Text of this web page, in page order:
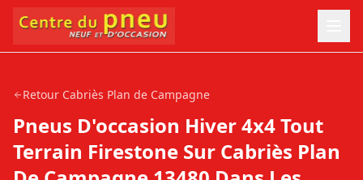
Retour Cabriès Plan de Campagne
Pneus D'occasion Hiver 4x4 Tout
Terrain Firestone Sur Cabriès Plan